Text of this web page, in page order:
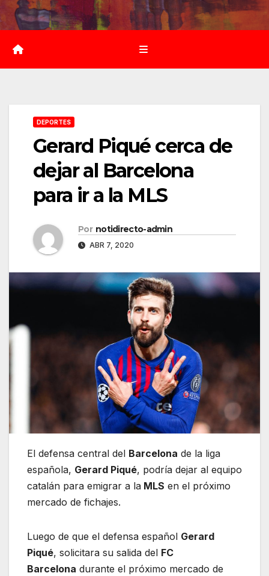
Saltar
al
contenido
DEPORTES
Gerard Piqué cerca de
dejar al Barcelona
para ir a la MLS
Por notidirecto-admin
ABR 7, 2020
El defensa central del Barcelona de la liga
española, Gerard Piqué, podría dejar al equipo
catalán para emigrar a la MLS en el próximo
mercado de fichajes.
Luego de que el defensa español Gerard
Piqué, solicitara su salida del FC
Barcelona durante el próximo mercado de